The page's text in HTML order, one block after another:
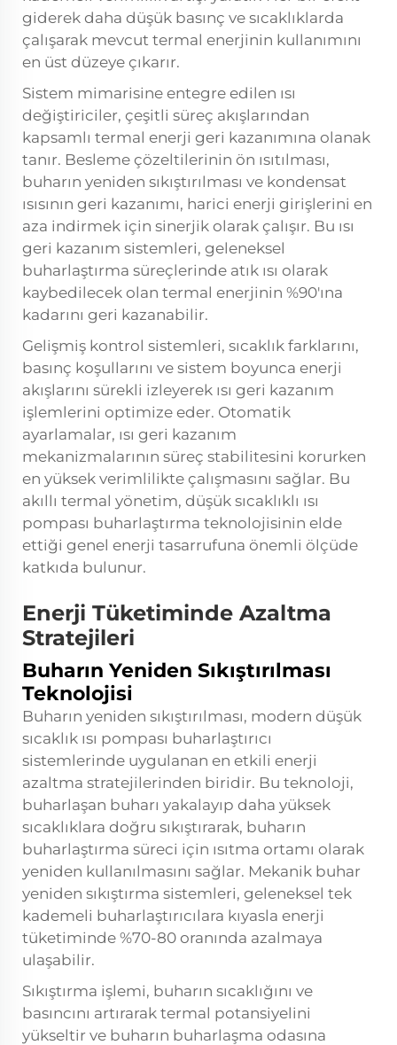
giderek daha düşük basınç ve sıcaklıklarda
çalışarak mevcut termal enerjinin kullanımını
en üst düzeye çıkarır.
Sistem mimarisine entegre edilen ısı
değiştiriciler, çeşitli süreç akışlarından
kapsamlı termal enerji geri kazanımına olanak
tanır. Besleme çözeltilerinin ön ısıtılması,
buharın yeniden sıkıştırılması ve kondensat
ısısının geri kazanımı, harici enerji girişlerini en
aza indirmek için sinerjik olarak çalışır. Bu ısı
geri kazanım sistemleri, geleneksel
buharlaştırma süreçlerinde atık ısı olarak
kaybedilecek olan termal enerjinin %90'ına
kadarını geri kazanabilir.
Gelişmiş kontrol sistemleri, sıcaklık farklarını,
basınç koşullarını ve sistem boyunca enerji
akışlarını sürekli izleyerek ısı geri kazanım
işlemlerini optimize eder. Otomatik
ayarlamalar, ısı geri kazanım
mekanizmalarının süreç stabilitesini korurken
en yüksek verimlilikte çalışmasını sağlar. Bu
akıllı termal yönetim, düşük sıcaklıklı ısı
pompası buharlaştırma teknolojisinin elde
ettiği genel enerji tasarrufuna önemli ölçüde
katkıda bulunur.
Enerji Tüketiminde Azaltma
Stratejileri
Buharın Yeniden Sıkıştırılması
Teknolojisi
Buharın yeniden sıkıştırılması, modern düşük
sıcaklık ısı pompası buharlaştırıcı
sistemlerinde uygulanan en etkili enerji
azaltma stratejilerinden biridir. Bu teknoloji,
buharlaşan buharı yakalayıp daha yüksek
sıcaklıklara doğru sıkıştırarak, buharın
buharlaştırma süreci için ısıtma ortamı olarak
yeniden kullanılmasını sağlar. Mekanik buhar
yeniden sıkıştırma sistemleri, geleneksel tek
kademeli buharlaştırıcılara kıyasla enerji
tüketiminde %70-80 oranında azalmaya
ulaşabilir.
Sıkıştırma işlemi, buharın sıcaklığını ve
basıncını artırarak termal potansiyelini
yükseltir ve buharın buharlaşma odasına